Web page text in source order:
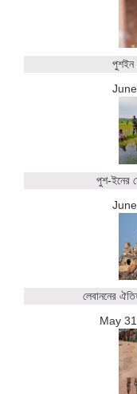
পুশইন
পুশ-ইনের
লেবাননের
May